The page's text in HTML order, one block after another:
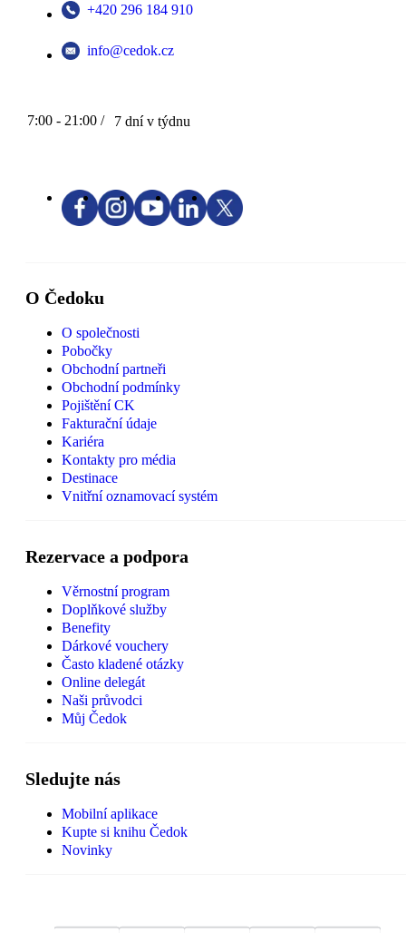
+420 296 184 910
info@cedok.cz
7:00 - 21:00 / 7 dní v týdnu
O Čedoku
O společnosti
Pobočky
Obchodní partneři
Obchodní podmínky
Pojištění CK
Fakturační údaje
Kariéra
Kontakty pro média
Destinace
Vnitřní oznamovací systém
Rezervace a podpora
Věrnostní program
Doplňkové služby
Benefity
Dárkové vouchery
Často kladené otázky
Online delegát
Naši průvodci
Můj Čedok
Sledujte nás
Mobilní aplikace
Kupte si knihu Čedok
Novinky